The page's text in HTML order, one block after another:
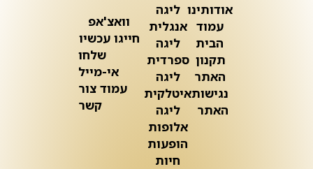
אודותינו
עמוד
הבית
תקנון
האתר
נגישות
האתר
ליגה
אנגלית
ליגה
ספרדית
ליגה
איטלקית
ליגה
אלופות
הופעות
חיות
וואצ'אפ
חייגו עכשיו
שלחו
אי-מייל
עמוד צור
קשר